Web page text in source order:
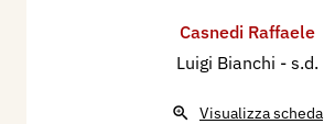
Casnedi Raffaele
Luigi Bianchi - s.d.
Visualizza scheda